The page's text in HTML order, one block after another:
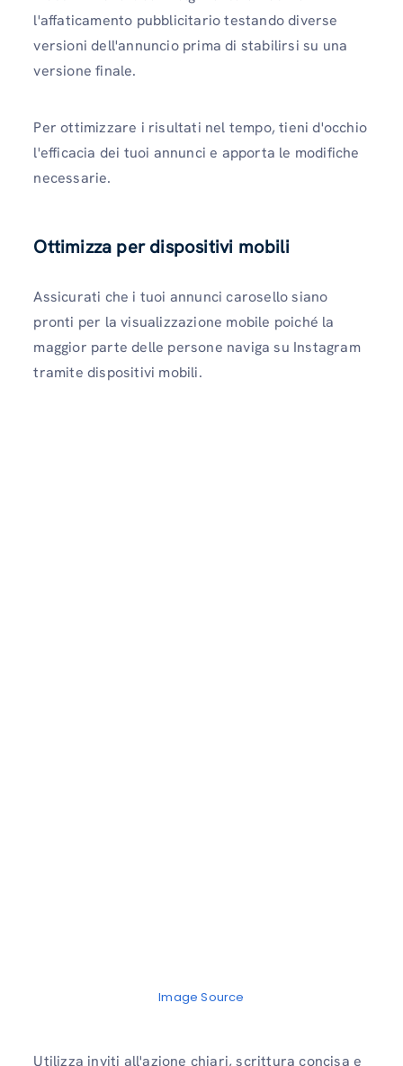
l'affaticamento pubblicitario testando diverse
versioni dell'annuncio prima di stabilirsi su una
versione finale.
Per ottimizzare i risultati nel tempo, tieni d'occhio
l'efficacia dei tuoi annunci e apporta le modifiche
necessarie.
Ottimizza per dispositivi mobili
Assicurati che i tuoi annunci carosello siano
pronti per la visualizzazione mobile poiché la
maggior parte delle persone naviga su Instagram
tramite dispositivi mobili.
Image Source
Utilizza inviti all'azione chiari, scrittura concisa e